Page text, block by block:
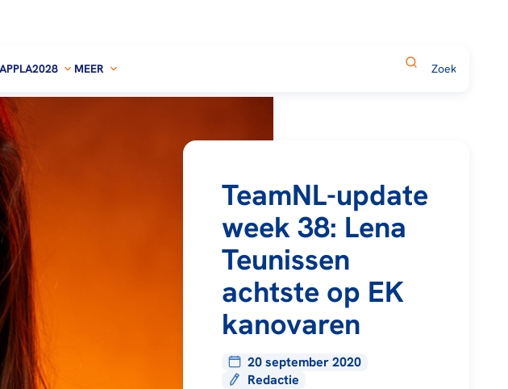
LA2028 MEER
TeamNL-update
week 38: Lena
Teunissen
achtste op EK
kanovaren
20 september 2020
Redactie